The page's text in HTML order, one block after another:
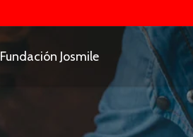
Fundación Josmile